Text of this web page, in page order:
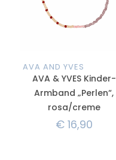
AVA AND YVES
AVA & YVES Kinder-
Armband „Perlen“,
rosa/creme
€16,90